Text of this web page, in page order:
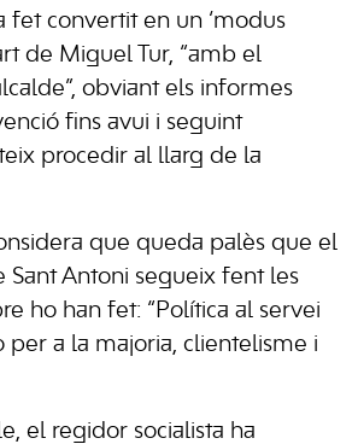
fet convertit en un ‘modus
de Miguel Tur, “amb el
obviant els informes
fins avui i seguint
procedir al llarg de la
que queda palès que el
Sant Antoni segueix fent les
ho han fet: “Política al servei
per a la majoria, clientelisme i
el regidor socialista ha